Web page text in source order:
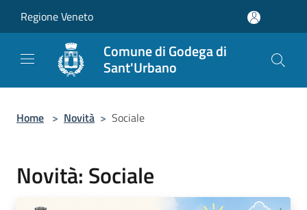
Regione Veneto
Comune di Godega di
Sant'Urbano
Home > Novità > Sociale
Novità: Sociale